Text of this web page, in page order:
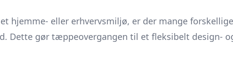
hjemme- eller erhvervsmiljø, er der mange
Dette gør tæppeovergangen til et fleksibelt design-